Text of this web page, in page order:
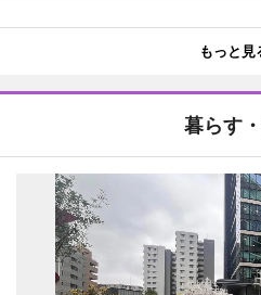
もっと見
暮らす